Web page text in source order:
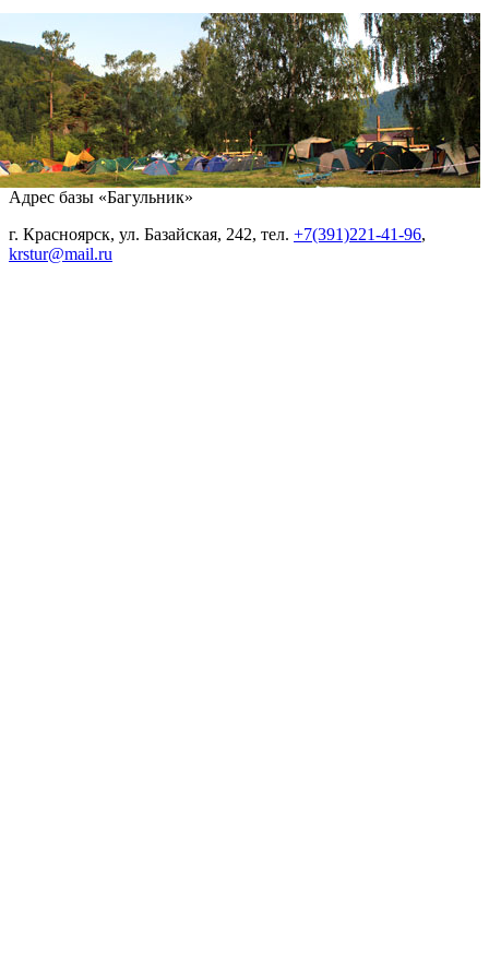
Адрес базы «Багульник»
г. Красноярск, ул. Базайская, 242, тел. +7(391)221-41-96,
krstur@mail.ru